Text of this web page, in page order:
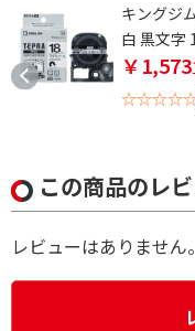
キングジ
白 黒文字
￥1,573
この商品のレ
レビューはありません。